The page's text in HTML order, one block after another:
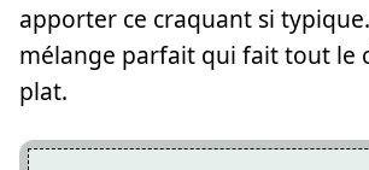
apporter ce craquant si
mélange parfait qui fait tout le
plat.